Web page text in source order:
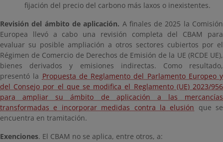
fijación del precio del carbono más laxos o inexistentes.
Revisión del ámbito de aplicación. A finales de 2025 la Comisión
Europea llevó a cabo una revisión completa del CBAM para
evaluar su posible ampliación a otros sectores cubiertos por el
Régimen de Comercio de Derechos de Emisión de la UE (RCDE UE),
bienes derivados y emisiones indirectas. Como resultado,
presentó la Propuesta de Reglamento del Parlamento Europeo y
del Consejo por el que se modifica el Reglamento (UE) 2023/956
para ampliar su ámbito de aplicación a las mercancías
transformadas e incorporar medidas contra la elusión que se
encuentra en tramitación.
Exenciones. El CBAM no se aplica, entre otros, a: